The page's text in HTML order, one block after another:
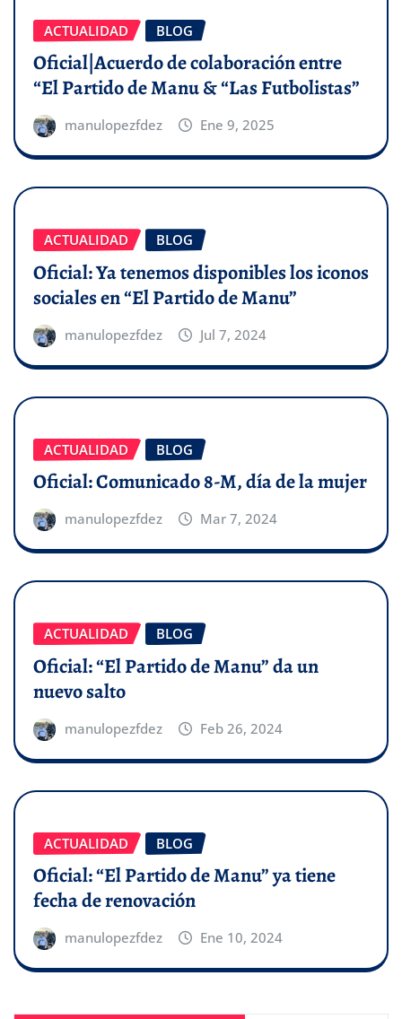
ACTUALIDAD BLOG
Oficial|Acuerdo de colaboración entre
“El Partido de Manu & “Las Futbolistas”
manulopezfdez Ene 9, 2025
ACTUALIDAD BLOG
Oficial: Ya tenemos disponibles los iconos
sociales en “El Partido de Manu”
manulopezfdez Jul 7, 2024
ACTUALIDAD BLOG
Oficial: Comunicado 8-M, día de la mujer
manulopezfdez Mar 7, 2024
ACTUALIDAD BLOG
Oficial: “El Partido de Manu” da un
nuevo salto
manulopezfdez Feb 26, 2024
ACTUALIDAD BLOG
Oficial: “El Partido de Manu” ya tiene
fecha de renovación
manulopezfdez Ene 10, 2024